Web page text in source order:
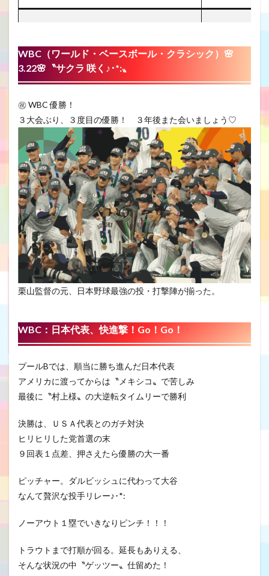
WBC（ワールド・ベースボール・クラシック ）🌸
3.22🌸〝サクラ 咲く♪･*:〟
㊗ WBC 優勝！
３大会ぶり、３度目の優勝！ ３年後また会いましょう♡
栗山監督の元、日本野球最強の投・打撃陣が揃った。
WBC ：日本代表、快進撃！Go！Go！
プールBでは、順当に勝ち進んだ日本代表
アメリカに渡ってからは〝メキシコ〟で苦しみ
最後に〝村上様〟の大逆転タイムリーで勝利
決勝は、ＵＳＡ代表とのガチ対決
ヒリヒリした党首選の末
９回表１点差、押さえたら優勝の大一番
ピッチャー。ダルビッシュに代わって大谷
なんて贅沢な投手リレー♪･*:
ノーアウト１塁でいきなりピンチ！！！
トラウトまで打順が回る。延長もありえる、
そんな状況の中〝ゲッツー〟仕留めた！